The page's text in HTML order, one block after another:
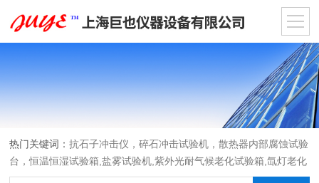
热门关键词：抗石子冲击仪，碎石冲击试验机，散热器内部腐蚀试验
台，恒温恒湿试验箱,盐雾试验机,紫外光耐气候老化试验箱,氙灯老化
试验箱，沙尘试验箱，淋雨试验箱，汽车内饰材料燃烧试验机